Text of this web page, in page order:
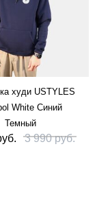
худи USTYLES
White Синий
Темный
3 990 руб.